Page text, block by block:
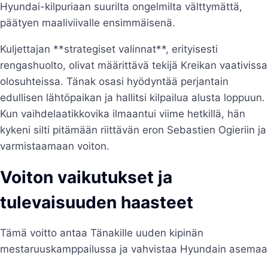
Hyundai-kilpuriaan suurilta ongelmilta välttymättä,
päätyen maaliviivalle ensimmäisenä.
Kuljettajan **strategiset valinnat**, erityisesti
rengashuolto, olivat määrittävä tekijä Kreikan vaativissa
olosuhteissa. Tänak osasi hyödyntää perjantain
edullisen lähtöpaikan ja hallitsi kilpailua alusta loppuun.
Kun vaihdelaatikkovika ilmaantui viime hetkillä, hän
kykeni silti pitämään riittävän eron Sebastien Ogieriin ja
varmistaamaan voiton.
Voiton vaikutukset ja
tulevaisuuden haasteet
Tämä voitto antaa Tänakille uuden kipinän
mestaruuskamppailussa ja vahvistaa Hyundain asemaa